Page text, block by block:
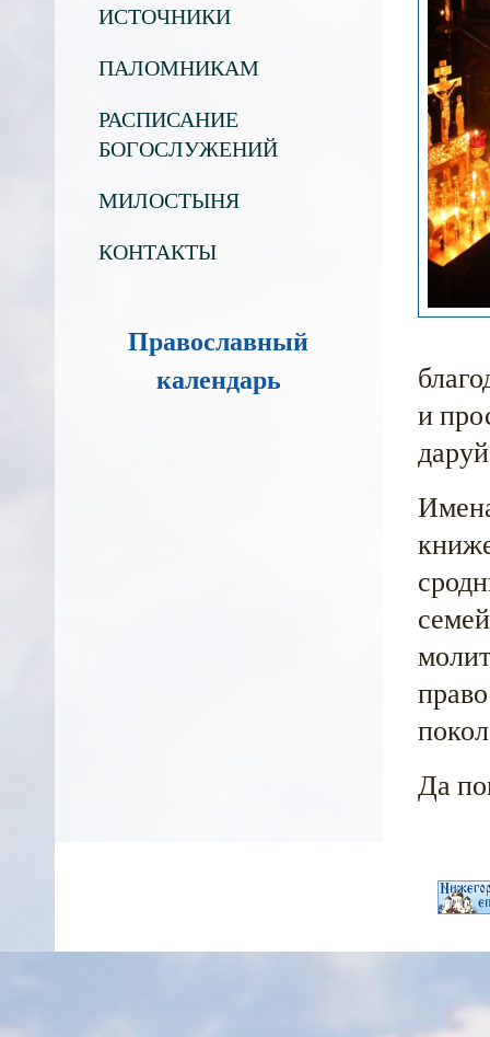
ИСТОЧНИКИ
ПАЛОМНИКАМ
РАСПИСАНИЕ
БОГОСЛУЖЕНИЙ
МИЛОСТЫНЯ
КОНТАКТЫ
Православный
календарь
и
Да